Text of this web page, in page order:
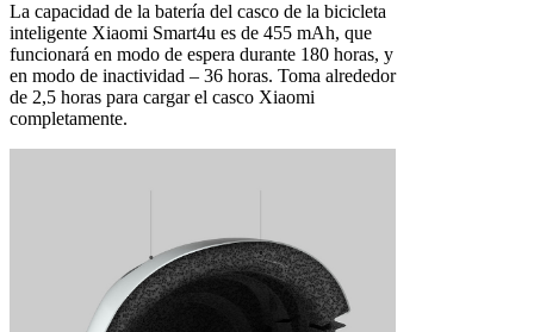
La capacidad de la batería del casco de la bicicleta
inteligente Xiaomi Smart4u es de 455 mAh, que
funcionará en modo de espera durante 180 horas, y
en modo de inactividad – 36 horas. Toma alrededor
de 2,5 horas para cargar el casco Xiaomi
completamente.